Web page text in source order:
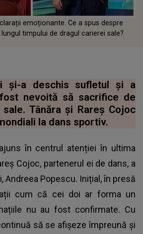
emoționante. Ce a spus despre
timpului de dragul carierei sale?
și-a deschis sufletul și a
nevoită să sacrifice de
Tânăra și Rareș Cojoc
la dans sportiv.
în centrul atenției în ultima
Cojoc, partenerul ei de dans, a
Andreea Popescu. Inițial, în presă
cum că cei doi ar forma un
nu au fost confirmate. Cu
să se afișeze împreună și